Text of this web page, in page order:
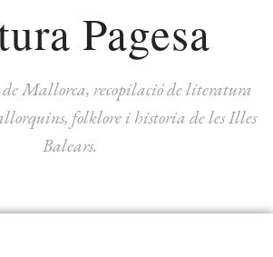
Pagesa
Mallorca, recopilació de literatura
folklore i historia de les Illes
Balears.